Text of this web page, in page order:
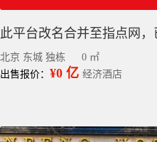
北京 东城 独栋
0 ㎡
出售报价： ¥0 亿 经济酒店